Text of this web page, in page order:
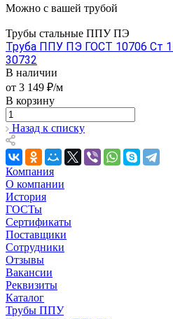
Можно с вашей трубой
Трубы стальные ППУ ПЭ
Труба ППУ ПЭ ГОСТ 10706 Ст
30732
В наличии
от 3 149 ₽/м
В корзину
Назад к списку
Компания
О компании
История
ГОСТы
Сертификаты
Поставщики
Сотрудники
Отзывы
Вакансии
Реквизиты
Каталог
Трубы ППУ